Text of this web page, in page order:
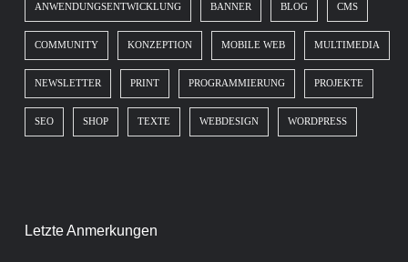
ANWENDUNGSENTWICKLUNG BANNER BLOG CMS
COMMUNITY KONZEPTION MOBILE WEB MULTIMEDIA
NEWSLETTER PRINT PROGRAMMIERUNG PROJEKTE
SEO SHOP TEXTE WEBDESIGN WORDPRESS
Letzte Anmerkungen